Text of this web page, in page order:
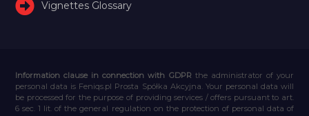
Vignettes Glossary
Information clause in connection with GDPR the administrator of your
personal data is Feniqs.pl Prosta Spółka Akcyjna. Your personal data will
be processed for the purpose of providing services / offers pursuant to art.
6 sec. 1 lit. of the general regulation on the protection of personal data of